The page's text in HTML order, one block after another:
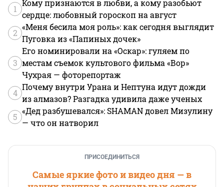
1
Кому признаются в любви, а кому разобьют
сердце: любовный гороскоп на август
2
«Меня бесила моя роль»: как сегодня выглядит
Пуговка из «Папиных дочек»
3
Его номинировали на «Оскар»: гуляем по
местам съемок культового фильма «Вор»
Чухрая — фоторепортаж
4
Почему внутри Урана и Нептуна идут дожди
из алмазов? Разгадка удивила даже ученых
5
«Дед разбушевался»: SHAMAN довел Мизулину
— что он натворил
ПРИСОЕДИНИТЬСЯ
Самые яркие фото и видео дня — в